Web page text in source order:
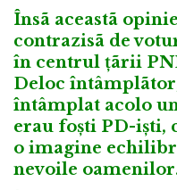
Însã aceastã
contrazisã de
în centrul țãrii
Deloc
întâmplat acolo
erau foști PD-iști,
o imagine
nevoile